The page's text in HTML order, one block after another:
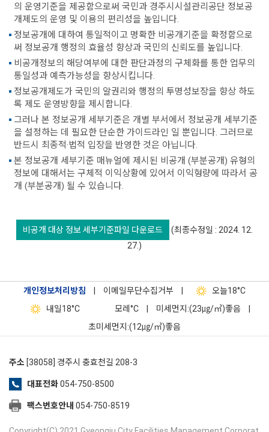
의 운영기준을 제공함으로써 국민과 경주시시설관리공단 정보공
개제도의 운영 및 이용의 편리성을 높입니다.
정보공개에 대하여 통일적이고 명확한 비공개기준을 확정함으로
써 정보공개 행정의 효율성 향상과 국민의 신뢰도를 높입니다.
비공개정보의 해당여부에 대한 판단과정의 구체화를 통한 업무의
통일성과 예측가능성을 향상시킵니다.
정보공개제도가 국민의 알권리와 행정의 투명성보장을 향상 하도
록 제도 운영방향을 제시합니다.
그러나 본 정보공개 세부기준은 개별 부서에서 정보공개 세부기준
을 설정하는 데 필요한 단순한 가이드라인 일 뿐입니다. 그러므로
반드시 최종적·법적 입장을 반영한 것은 아닙니다.
본 정보공개 세부기준 매뉴얼에 제시된 비공개 (부분공개) 유형의
정보에 대해서는 구체적 이익상황에 있어서 이익형량에 따라서 공
개 (부분공개) 될 수 있습니다.
비공개 대상 정보 세부기준파일 다운로드
(최종수정일 : 2024. 12.
27.)
개인정보처리방침 이메일무단수집거부 오늘18°C
내일18°C 모레 °C 미세먼지:(23㎍/㎥)좋음
초미세먼지:(12㎍/㎥)좋음
주소 [38058] 경주시 충효천길 208-3
대표전화054-750-8500
팩스번호안내 054-750-8519